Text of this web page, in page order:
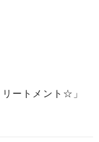
リートメント☆」